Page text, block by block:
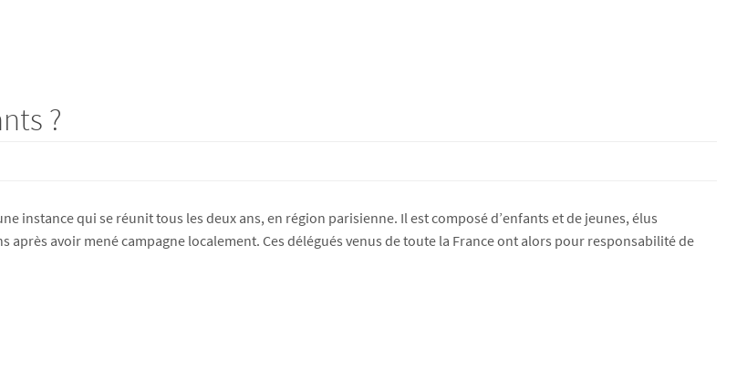
?
instance qui se réunit tous les deux ans, en région parisienne. Il est composé d’enfants et de jeunes, élus
après avoir mené campagne localement. Ces délégués venus de toute la France ont alors pour responsabilité de